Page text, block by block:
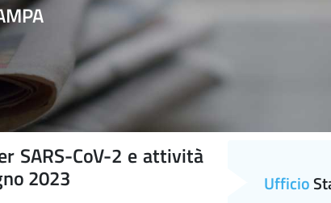
SARS-CoV-2 e attività
2023 Ufficio